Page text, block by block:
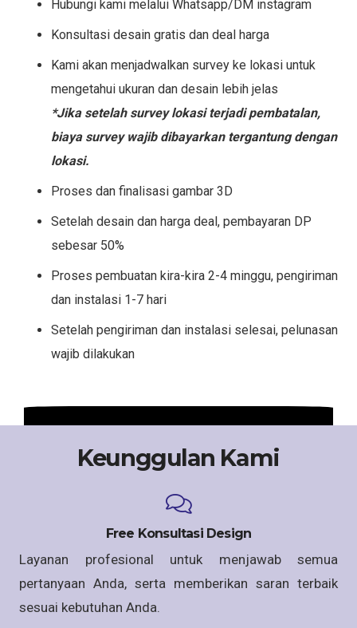
Hubungi kami melalui Whatsapp/DM instagram
Konsultasi desain gratis dan deal harga
Kami akan menjadwalkan survey ke lokasi untuk
mengetahui ukuran dan desain lebih jelas
*Jika setelah survey lokasi terjadi pembatalan,
biaya survey wajib dibayarkan tergantung dengan
lokasi.
Proses dan finalisasi gambar 3D
Setelah desain dan harga deal, pembayaran DP
sebesar 50%
Proses pembuatan kira-kira 2-4 minggu, pengiriman
dan instalasi 1-7 hari
Setelah pengiriman dan instalasi selesai, pelunasan
wajib dilakukan
Keunggulan Kami
Free Konsultasi Design
Layanan profesional untuk menjawab semua
pertanyaan Anda, serta memberikan saran terbaik
sesuai kebutuhan Anda.